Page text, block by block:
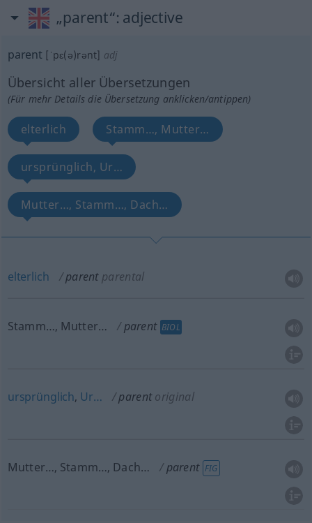
„parent“: adjective
parent [ˈpɛ(ə)rənt] adj
Übersicht aller Übersetzungen
(Für mehr Details die Übersetzung anklicken/antippen)
elterlich Stamm…, Mutter…
ursprünglich, Ur…
Mutter…, Stamm…, Dach…
elterlich parent parental
Stamm…, Mutter… parent BIOL
ursprünglich, Ur… parent original
Mutter…, Stamm…, Dach… parent FIG